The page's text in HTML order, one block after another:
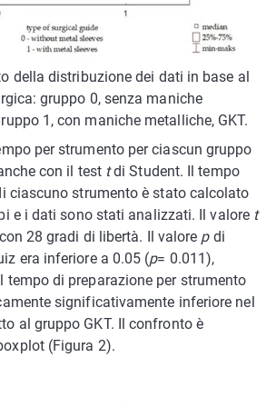
della distribuzione dei dati in base al
gruppo 0, senza maniche
1, con maniche metalliche, GKT.
per strumento per ciascun gruppo
con il test tdi Student. Il tempo
ciascuno strumento è stato calcolato
e i dati sono stati analizzati. Il valore t
28 gradi di libertà. Il valore pdi
era inferiore a 0.05 (p= 0.011),
tempo di preparazione per strumento
significativamente inferiore nel
al gruppo GKT. Il confronto è
(Figura 2).